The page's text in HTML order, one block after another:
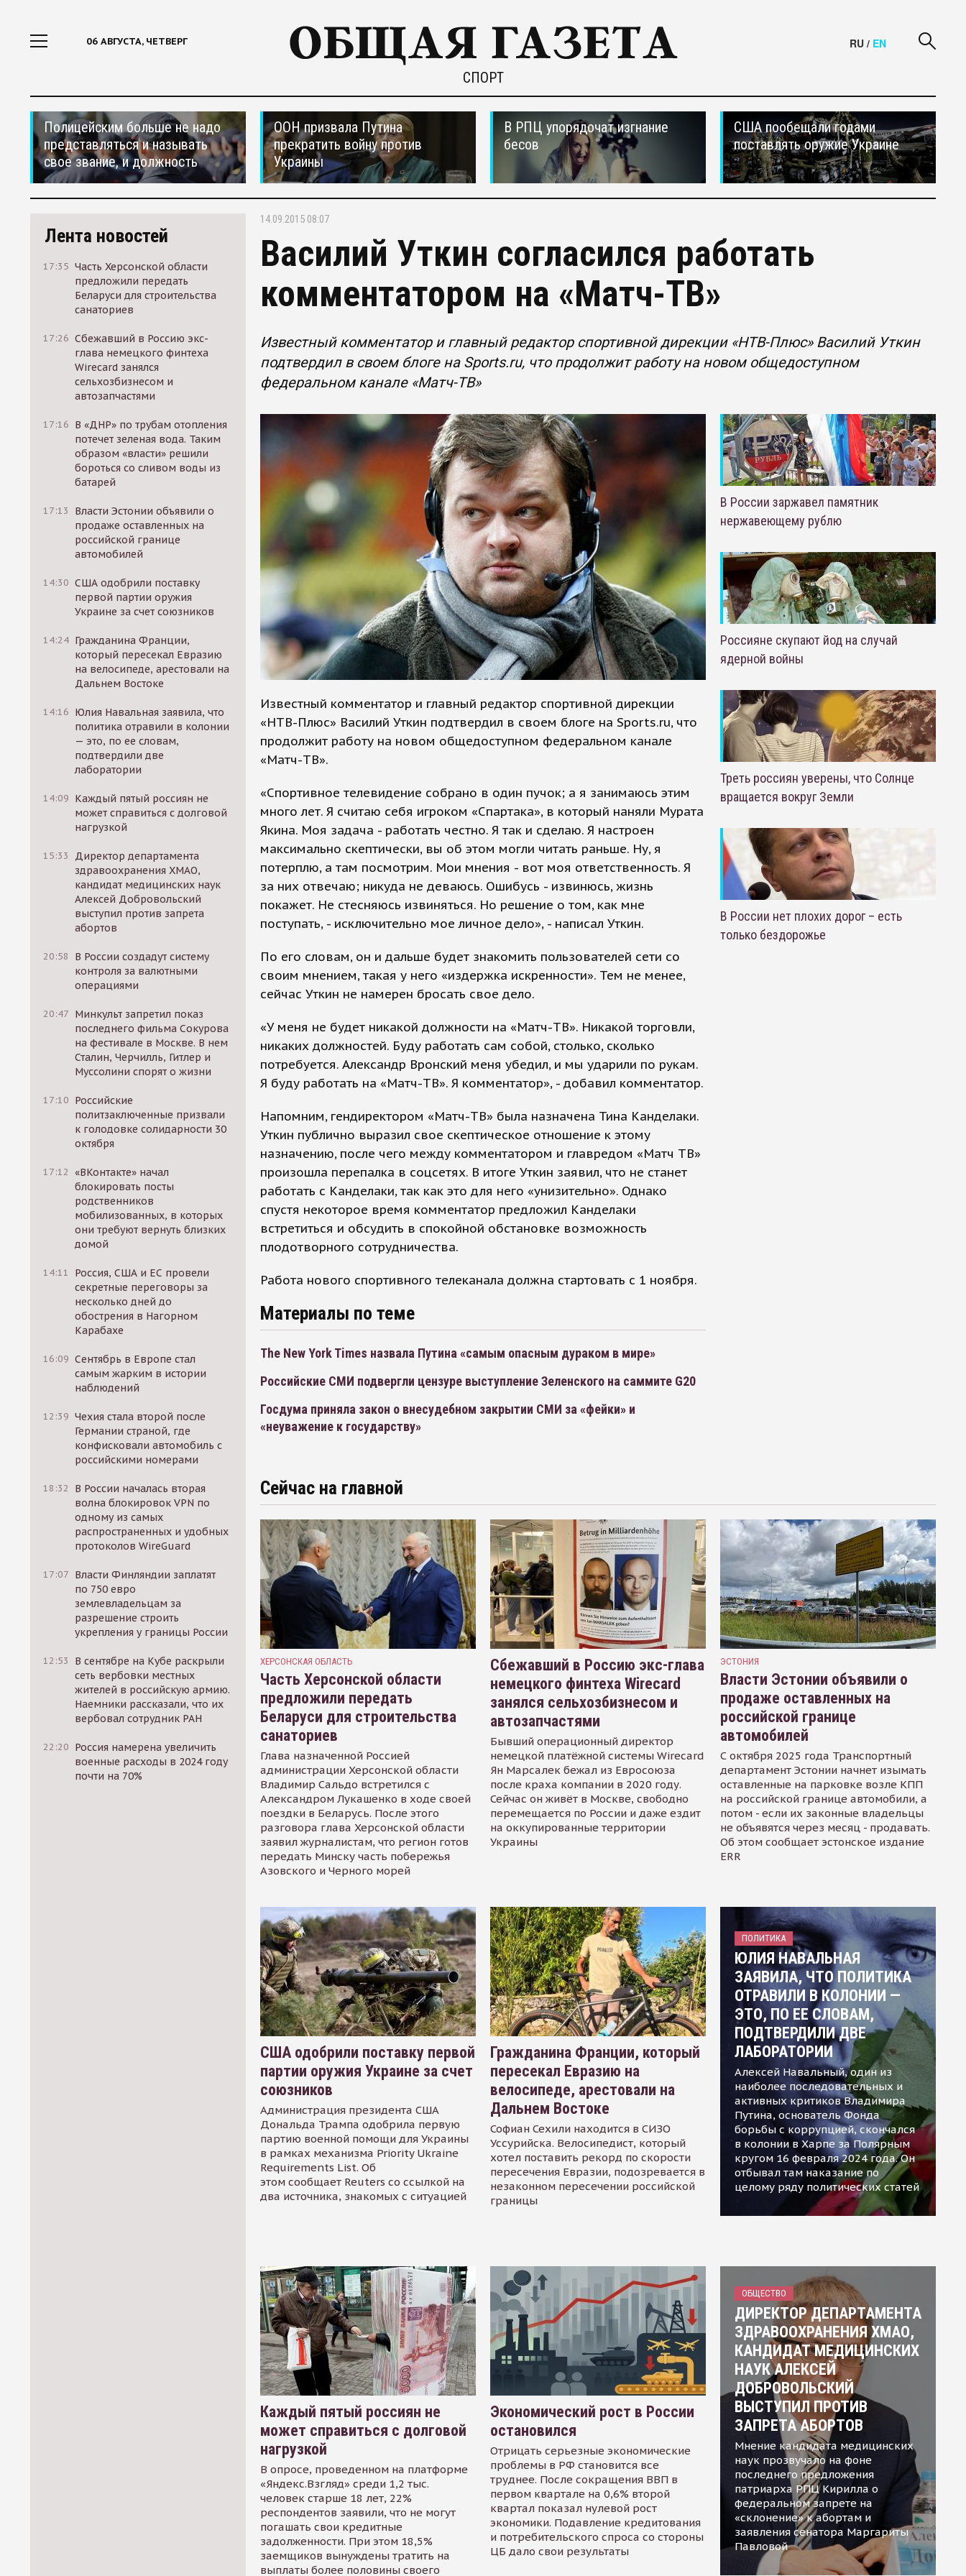
06 АВГУСТА, ЧЕТВЕРГ
СПОРТ
RU / EN
Полицейским больше не надо
представляться и называть
свое звание, и должность
ООН призвала Путина
прекратить войну против
Украины
В РПЦ упорядочат изгнание
бесов
США пообещали годами
поставлять оружие Украине
Лента новостей
17:35 Часть Херсонской области
предложили передать
Беларуси для строительства
санаториев
17:26 Сбежавший в Россию экс-
глава немецкого финтеха
Wirecard занялся
сельхозбизнесом и
автозапчастями
17:16 В «ДНР» по трубам отопления
потечет зеленая вода. Таким
образом «власти» решили
бороться со сливом воды из
батарей
17:13
Власти Эстонии объявили о
продаже оставленных на
российской границе
автомобилей
14:30 США одобрили поставку
первой партии оружия
Украине за счет союзников
14:24 Гражданина Франции,
который пересекал Евразию
на велосипеде, арестовали на
Дальнем Востоке
14:16 Юлия Навальная заявила, что
политика отравили в колонии
— это, по ее словам,
подтвердили две
лаборатории
14:09 Каждый пятый россиян не
может справиться с долговой
нагрузкой
15:33
Директор департамента
здравоохранения ХМАО,
кандидат медицинских наук
Алексей Добровольский
выступил против запрета
абортов
20:58
В России создадут систему
контроля за валютными
операциями
20:47 Минкульт запретил показ
последнего фильма Сокурова
на фестивале в Москве. В нем
Сталин, Черчилль, Гитлер и
Муссолини спорят о жизни
17:10 Российские
политзаключенные призвали
к голодовке солидарности 30
октября
17:12 «ВКонтакте» начал
блокировать посты
родственников
мобилизованных, в которых
они требуют вернуть близких
домой
14:11
Россия, США и ЕС провели
секретные переговоры за
несколько дней до
обострения в Нагорном
Карабахе
16:09 Сентябрь в Европе стал
самым жарким в истории
наблюдений
12:39 Чехия стала второй после
Германии страной, где
конфисковали автомобиль с
российскими номерами
18:32
В России началась вторая
волна блокировок VPN по
одному из самых
распространенных и удобных
протоколов WireGuard
17:07 Власти Финляндии заплатят
по 750 евро
землевладельцам за
разрешение строить
укрепления у границы России
12:53
В сентябре на Кубе раскрыли
сеть вербовки местных
жителей в российскую армию.
Наемники рассказали, что их
вербовал сотрудник РАН
22:20 Россия намерена увеличить
военные расходы в 2024 году
почти на 70%
14.09.2015 08:07
Василий Уткин согласился работать
комментатором на «Матч-ТВ»
Известный комментатор и главный редактор спортивной дирекции «НТВ-Плюс» Василий Уткин
подтвердил в своем блоге на Sports.ru, что продолжит работу на новом общедоступном
федеральном канале «Матч-ТВ»
Известный комментатор и главный редактор спортивной дирекции
«НТВ-Плюс» Василий Уткин подтвердил в своем блоге на Sports.ru, что
продолжит работу на новом общедоступном федеральном канале
«Матч-ТВ».
«Спортивное телевидение собрано в один пучок; а я занимаюсь этим
много лет. Я считаю себя игроком «Спартака», в который наняли Мурата
Якина. Моя задача - работать честно. Я так и сделаю. Я настроен
максимально скептически, вы об этом могли читать раньше. Ну, я
потерплю, а там посмотрим. Мои мнения - вот моя ответственность. Я
за них отвечаю; никуда не деваюсь. Ошибусь - извинюсь, жизнь
покажет. Не стесняюсь извиняться. Но решение о том, как мне
поступать, - исключительно мое личное дело», - написал Уткин.
По его словам, он и дальше будет знакомить пользователей сети со
своим мнением, такая у него «издержка искренности». Тем не менее,
сейчас Уткин не намерен бросать свое дело.
«У меня не будет никакой должности на «Матч-ТВ». Никакой торговли,
никаких должностей. Буду работать сам собой, столько, сколько
потребуется. Александр Вронский меня убедил, и мы ударили по рукам.
Я буду работать на «Матч-ТВ». Я комментатор», - добавил комментатор.
Напомним, гендиректором «Матч-ТВ» была назначена Тина Канделаки.
Уткин публично выразил свое скептическое отношение к этому
назначению, после чего между комментатором и главредом «Матч ТВ»
произошла перепалка в соцсетях. В итоге Уткин заявил, что не станет
работать с Канделаки, так как это для него «унизительно». Однако
спустя некоторое время комментатор предложил Канделаки
встретиться и обсудить в спокойной обстановке возможность
плодотворного сотрудничества.
Работа нового спортивного телеканала должна стартовать с 1 ноября.
Материалы по теме
The New York Times назвала Путина «самым опасным дураком в мире»
Российские СМИ подвергли цензуре выступление Зеленского на саммите G20
Госдума приняла закон о внесудебном закрытии СМИ за «фейки» и
«неуважение к государству»
В России заржавел памятник
нержавеющему рублю
Россияне скупают йод на случай
ядерной войны
Треть россиян уверены, что Солнце
вращается вокруг Земли
В России нет плохих дорог – есть
только бездорожье
Сейчас на главной
ХЕРСОНСКАЯ ОБЛАСТЬ
Часть Херсонской области
предложили передать
Беларуси для строительства
санаториев
Глава назначенной Россией
администрации Херсонской области
Владимир Сальдо встретился с
Александром Лукашенко в ходе своей
поездки в Беларусь. После этого
разговора глава Херсонской области
заявил журналистам, что регион готов
передать Минску часть побережья
Азовского и Черного морей
Сбежавший в Россию экс-глава
немецкого финтеха Wirecard
занялся сельхозбизнесом и
автозапчастями
Бывший операционный директор
немецкой платёжной системы Wirecard
Ян Марсалек бежал из Евросоюза
после краха компании в 2020 году.
Сейчас он живёт в Москве, свободно
перемещается по России и даже ездит
на оккупированные территории
Украины
ЭСТОНИЯ
Власти Эстонии объявили о
продаже оставленных на
российской границе
автомобилей
С октября 2025 года Транспортный
департамент Эстонии начнет изымать
оставленные на парковке возле КПП
на российской границе автомобили, а
потом - если их законные владельцы
не объявятся через месяц - продавать.
Об этом сообщает эстонское издание
ERR
США одобрили поставку первой
партии оружия Украине за счет
союзников
Администрация президента США
Дональда Трампа одобрила первую
партию военной помощи для Украины
в рамках механизма Priority Ukraine
Requirements List. Об
этом сообщает Reuters со ссылкой на
два источника, знакомых с ситуацией
Гражданина Франции, который
пересекал Евразию на
велосипеде, арестовали на
Дальнем Востоке
Софиан Сехили находится в СИЗО
Уссурийска. Велосипедист, который
хотел поставить рекорд по скорости
пересечения Евразии, подозревается в
незаконном пересечении российской
границы
ПОЛИТИКА
ЮЛИЯ НАВАЛЬНАЯ
ЗАЯВИЛА, ЧТО ПОЛИТИКА
ОТРАВИЛИ В КОЛОНИИ —
ЭТО, ПО ЕЕ СЛОВАМ,
ПОДТВЕРДИЛИ ДВЕ
ЛАБОРАТОРИИ
Алексей Навальный, один из
наиболее последовательных и
активных критиков Владимира
Путина, основатель Фонда
борьбы с коррупцией, скончался
в колонии в Харпе за Полярным
кругом 16 февраля 2024 года. Он
отбывал там наказание по
целому ряду политических статей
Каждый пятый россиян не
может справиться с долговой
нагрузкой
В опросе, проведенном на платформе
«Яндекс.Взгляд» среди 1,2 тыс.
человек старше 18 лет, 22%
респондентов заявили, что не могут
погашать свои кредитные
задолженности. При этом 18,5%
заемщиков вынуждены тратить на
выплаты более половины своего
Экономический рост в России
остановился
Отрицать серьезные экономические
проблемы в РФ становится все
труднее. После сокращения ВВП в
первом квартале на 0,6% второй
квартал показал нулевой рост
экономики. Подавление кредитования
и потребительского спроса со стороны
ЦБ дало свои результаты
ОБЩЕСТВО
ДИРЕКТОР ДЕПАРТАМЕНТА
ЗДРАВООХРАНЕНИЯ ХМАО,
КАНДИДАТ МЕДИЦИНСКИХ
НАУК АЛЕКСЕЙ
ДОБРОВОЛЬСКИЙ
ВЫСТУПИЛ ПРОТИВ
ЗАПРЕТА АБОРТОВ
Мнение кандидата медицинских
наук прозвучало на фоне
последнего предложения
патриарха РПЦ Кирилла о
федеральном запрете на
«склонение» к абортам и
заявления сенатора Маргариты
Павловой